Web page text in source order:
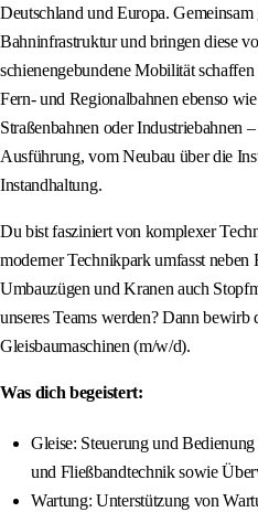
Deutschland und Europa.
Bahninfrastruktur und bringen diese
schienengebundene Mobilität
Fern- und Regionalbahnen ebenso
Straßenbahnen oder Industriebahnen
Ausführung, vom Neubau über die
Instandhaltung.
Du bist fasziniert von komplexer
moderner Technikpark umfasst neben
Umbauzügen und Kranen auch
unseres Teams werden? Dann bewirb
Gleisbaumaschinen (m/w/d).
Was dich begeistert:
Gleise: Steuerung und
und Fließbandtechnik sowie
Wartung: Unterstützung von